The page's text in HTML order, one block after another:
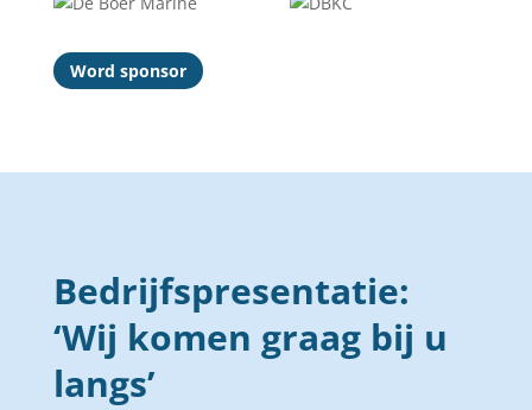
Word sponsor
Bedrijfspresentatie:
‘Wij komen graag bij u
langs’